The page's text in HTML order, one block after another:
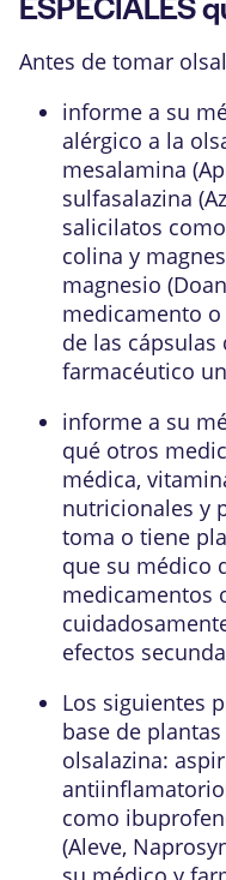
Antes de tomar
informe a su
alérgico a la
mesalamina
sulfasalazina
salicilatos
colina y
magnesio
medicamento
de las cápsulas
farmacéutico
informe a su
qué otros
médica,
nutricionales y
toma o tiene
que su médico
medicamentos
efectos
Los siguientes
base de
olsalazina:
como
(Aleve,